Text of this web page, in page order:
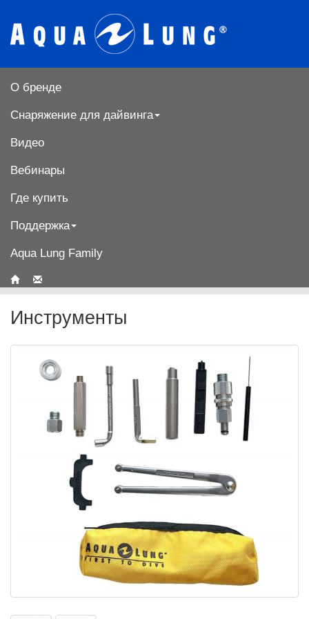
О бренде
Снаряжение для дайвинга
Видео
Вебинары
Где купить
Поддержка
Aqua Lung Family
Инструменты